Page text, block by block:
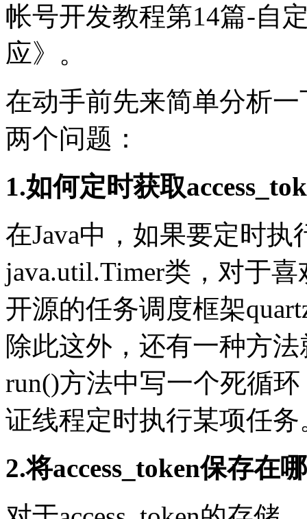
帐号开发教程第14篇-自
应》。
在动手前先来简单分析
两个问题：
1.如何定时获取
在Java中，如果要定时
java.util.Timer类，对于
开源的任务调度框架
除此这外，还有一种方
run()方法中写一个死循环
证线程定时执行某项任务
2.将access_token保存在